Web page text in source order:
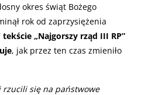
okres świąt Bożego
rok od zaprzysiężenia
tekście „Najgorszy rząd III RP”
, jak przez ten czas zmieniło
się na państwowe